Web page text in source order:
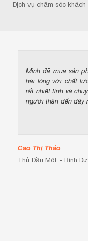
Dịch vụ chăm sóc khách
Mình đã mua sản
hài lòng với chất
rất nhiệt tình và
người thân đến đây
Cao Thị Thảo
Thủ Dầu Một - Bình